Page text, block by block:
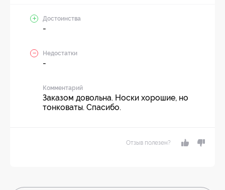
Достоинства
-
Недостатки
-
Комментарий
Заказом довольна. Носки хорошие, но
тонковаты. Спасибо.
Отзыв полезен?